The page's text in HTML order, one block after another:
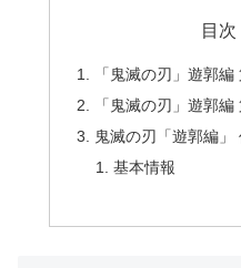
目次
「鬼滅の刃」遊郭
「鬼滅の刃」遊郭
鬼滅の刃「遊郭編」
基本情報